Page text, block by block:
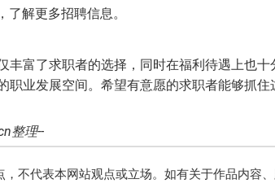
解更多招聘信息。
丰富了求职者的选择，同时在福利待遇上也
职业发展空间。希望有意愿的求职者能够抓
整理--
不代表本网站观点或立场。如有关于作品内容